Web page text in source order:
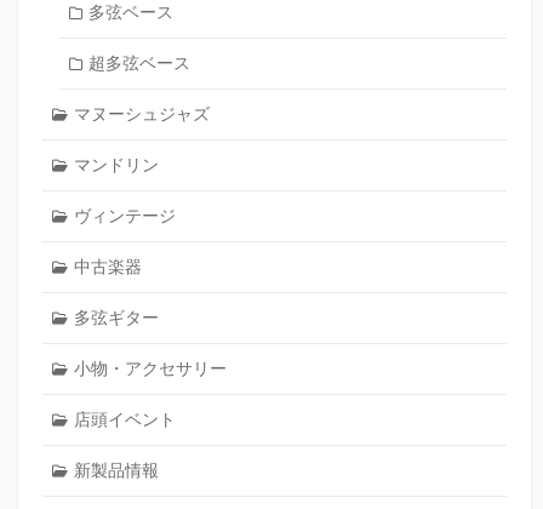
多弦ベース
超多弦ベース
マヌーシュジャズ
マンドリン
ヴィンテージ
中古楽器
多弦ギター
小物・アクセサリー
店頭イベント
新製品情報